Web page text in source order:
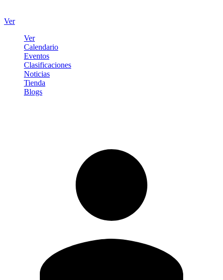
Ver
Ver
Calendario
Eventos
Clasificaciones
Noticias
Tienda
Blogs